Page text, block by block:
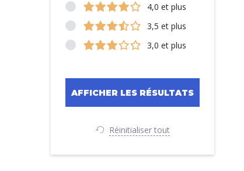
4,0 et plus
3,5 et plus
3,0 et plus
Réinitialiser tout